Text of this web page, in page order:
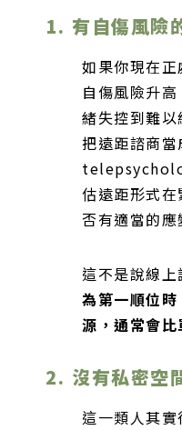
1. 有自傷風險
如果你現在
自傷風險升
緒失控到難
把遠距諮商
估遠距形式
否有適當的應
這不是說線
為第一順位
源，通常會
2. 沒有私密空
這一類人其